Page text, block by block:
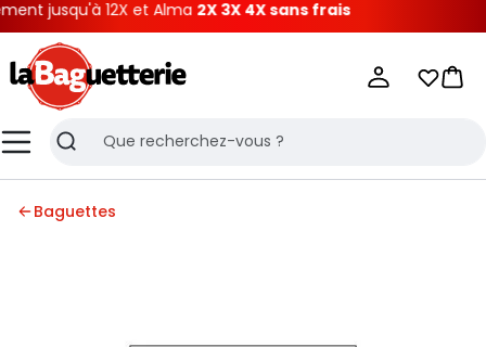
jusqu'à 12X et Alma2X 3X 4X sans frais
MenuRecherche
Mes
Baguettes